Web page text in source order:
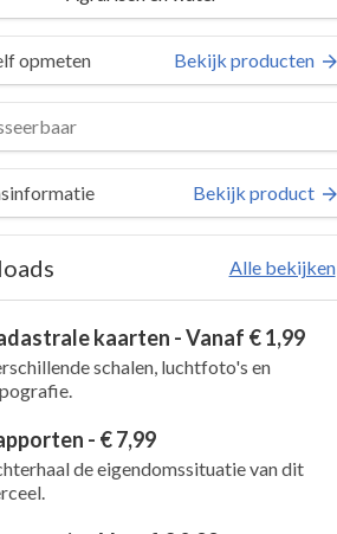
opmeten Bekijk producten
Bekijk product
Alle bekijken
kaarten - Vanaf € 1,99
schalen, luchtfoto's en
- € 7,99
de eigendomssituatie van dit